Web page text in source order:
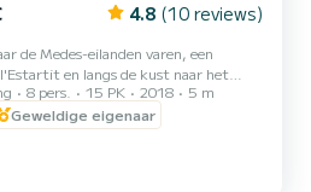
4.8 (10 reviews)
de Medes-eilanden varen, een
en langs de kust naar het
waar u verschillende baaien vindt.
inbegrepen. Brandstof IS
8 pers. 15 PK 2018
5 m
Geweldige eigenaar